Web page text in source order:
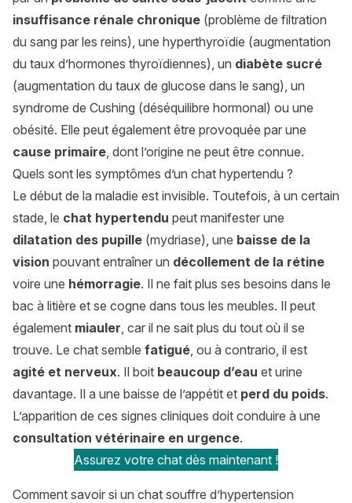
insuffisance rénale chronique (problème de filtration
du sang par les reins), une hyperthyroïdie (augmentation
du taux d’hormones thyroïdiennes), un diabète sucré
(augmentation du taux de glucose dans le sang), un
syndrome de Cushing (déséquilibre hormonal) ou une
obésité. Elle peut également être provoquée par une
cause primaire, dont l’origine ne peut être connue.
Quels sont les symptômes d’un chat hypertendu ?
Le début de la maladie est invisible. Toutefois, à un certain
stade, le chat hypertendu peut manifester une
dilatation des pupille (mydriase), une baisse de la
vision pouvant entraîner un décollement de la rétine
voire une hémorragie. Il ne fait plus ses besoins dans le
bac à litière et se cogne dans tous les meubles. Il peut
également miauler, car il ne sait plus du tout où il se
trouve. Le chat semble fatigué, ou à contrario, il est
agité et nerveux. Il boit beaucoup d’eau et urine
davantage. Il a une baisse de l’appétit et perd du poids.
L’apparition de ces signes cliniques doit conduire à une
consultation vétérinaire en urgence.
Assurez votre chat dès maintenant !
Comment savoir si un chat souffre d’hypertension